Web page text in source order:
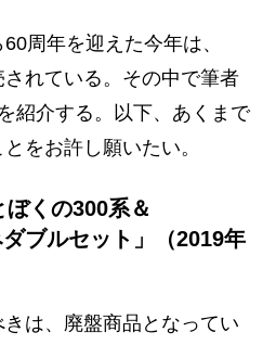
周年を迎えた今年は、
れている。その中で筆者
紹介する。以下、あくまで
をお許し願いたい。
ぼくの300系＆
ブルセット」（2019年
は、廃盤商品となってい